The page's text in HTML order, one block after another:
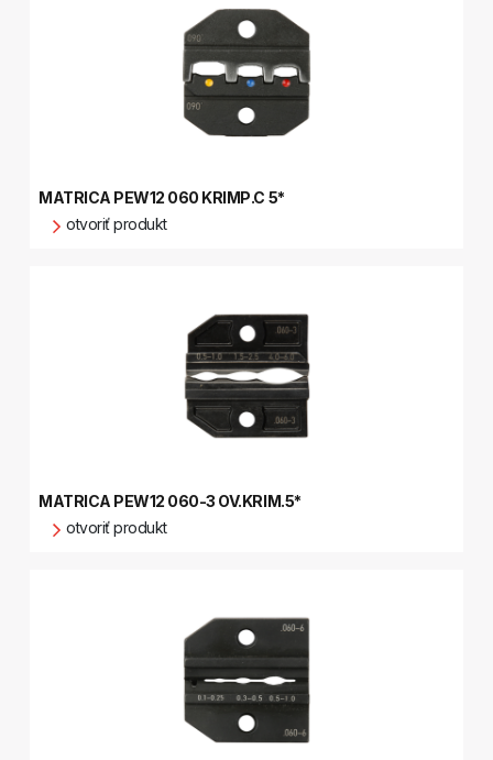
MATRICA PEW12 060 KRIMP.C 5*
otvoriť produkt
MATRICA PEW12 060-3 OV.KRIM.5*
otvoriť produkt